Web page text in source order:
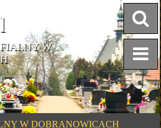
W
W DOBRANOWICACH